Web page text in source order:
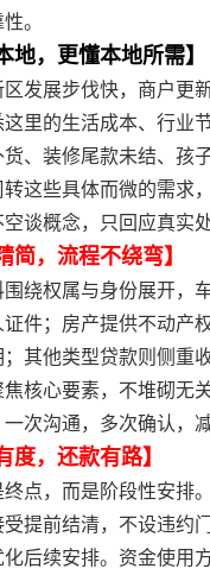
。
地，更懂本地所需】
发展步伐快，商户更
里的生活成本、行业
、装修尾款未结、孩
这些具体而微的需求
谈概念，只回应真实处
简，流程不绕弯】
绕权属与身份展开，
件；房产提供不动产
其他类型贷款则侧重
核心要素，不堆砌无
次沟通，多次确认，
度，还款有路】
点，而是阶段性安排
提前结清，不设违约
后续安排。资金使用